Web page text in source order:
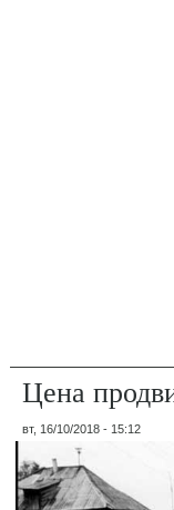
Цена
вт, 16/10/2018 - 15:12